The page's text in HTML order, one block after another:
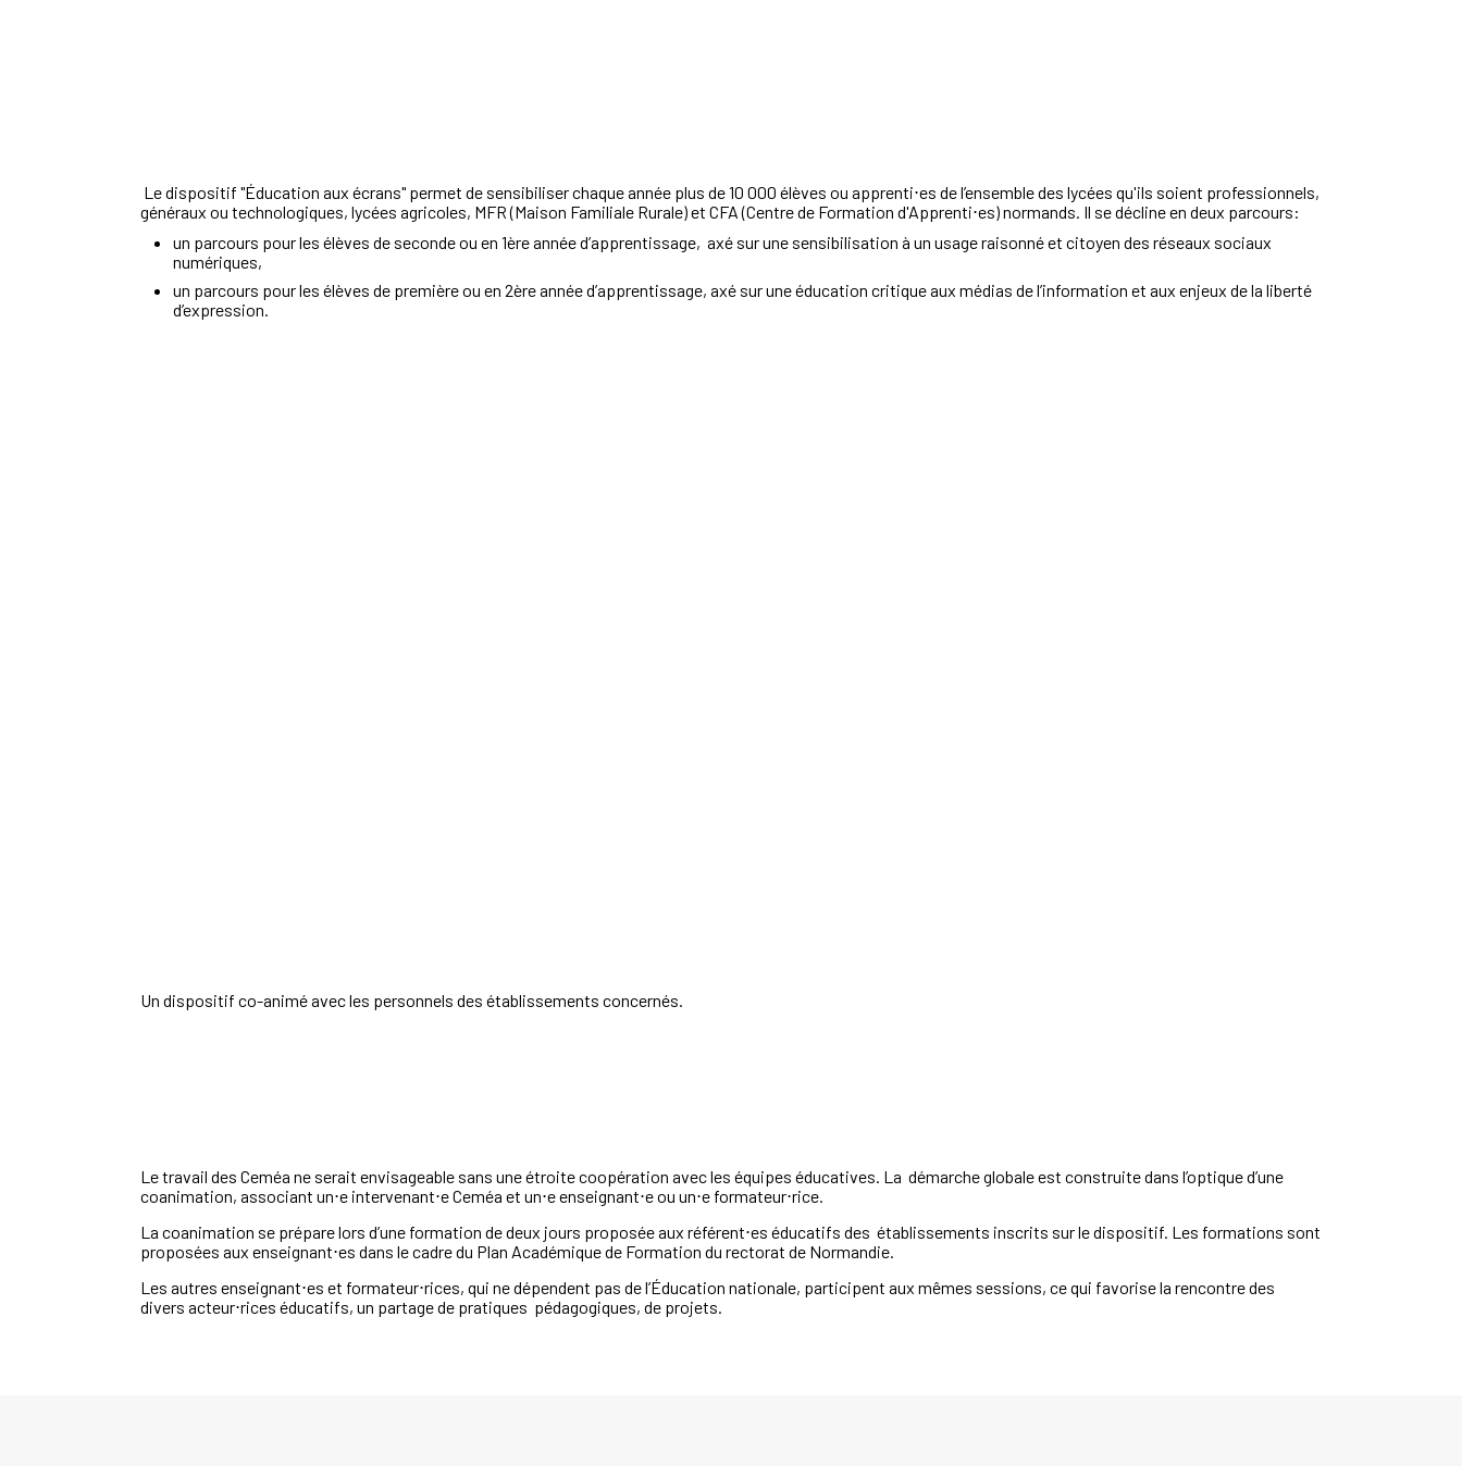
Ledispositif "Éducation aux écrans" permet de sensibiliserchaque année plus de 10 000 élèves ou apprenti⋅es del’ensemble des lycées qu'ils soient professionnels,
généraux ou technologiques, lycées agricoles, MFR (Maison Familiale Rurale) et CFA (Centre de Formation d'Apprenti⋅es) normands. Il se décline en deux parcours:
un parcours pourles élèves de secondeou en 1èreannéed’apprentissage, axé sur une sensibilisation à un usage raisonné et citoyen des réseaux sociaux
numériques,
un parcours pourles élèves de première ou en 2èreannéed’apprentissage, axé suruneéducation critique aux médias de l’information et aux enjeux de la liberté
d’expression.
Un dispositif co-animé avec les personnels des établissements concernés.
Le travail des Ceméa ne serait envisageable sans uneétroitecoopération avec les équipes éducatives. La démarche globale est construitedans l’optiqued’une
coanimation, associant un⋅e intervenant⋅eCeméa et un⋅eenseignant⋅eou un⋅e formateur⋅rice.
La coanimation se prépare lors d’une formation de deux jours proposée aux référent⋅es éducatifs des établissements inscrits sur le dispositif. Les formations sont
proposées aux enseignant⋅es dans lecadre du Plan Académique de Formation du rectorat de Normandie.
Les autres enseignant⋅es et formateur⋅rices, qui nedépendent pas de l’Éducation nationale, participent aux mêmes sessions, ce qui favorise la rencontre des
divers acteur⋅rices éducatifs, un partage de pratiques pédagogiques, de projets.